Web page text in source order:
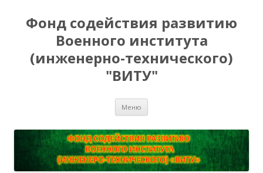
Фонд содействия развитию
Военного института
(инженерно-технического)
"ВИТУ"
Меню